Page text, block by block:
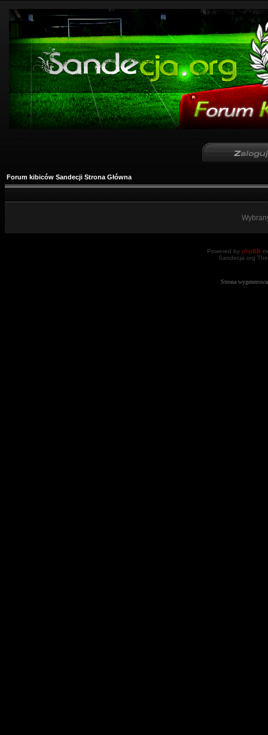
Forum kibiców Sandecji Strona Główna
Powered by phpBB
Sandecja.org
Strona